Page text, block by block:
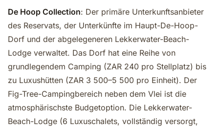
De Hoop Collection: Der primäre Unterkunftsanbieter
des Reservats, der Unterkünfte im Haupt-De-Hoop-
Dorf und der abgelegeneren Lekkerwater-Beach-
Lodge verwaltet. Das Dorf hat eine Reihe von
grundlegendem Camping (ZAR 240 pro Stellplatz) bis
zu Luxushütten (ZAR 3 500–5 500 pro Einheit). Der
Fig-Tree-Campingbereich neben dem Vlei ist die
atmosphärischste Budgetoption. Die Lekkerwater-
Beach-Lodge (6 Luxuschalets, vollständig versorgt,